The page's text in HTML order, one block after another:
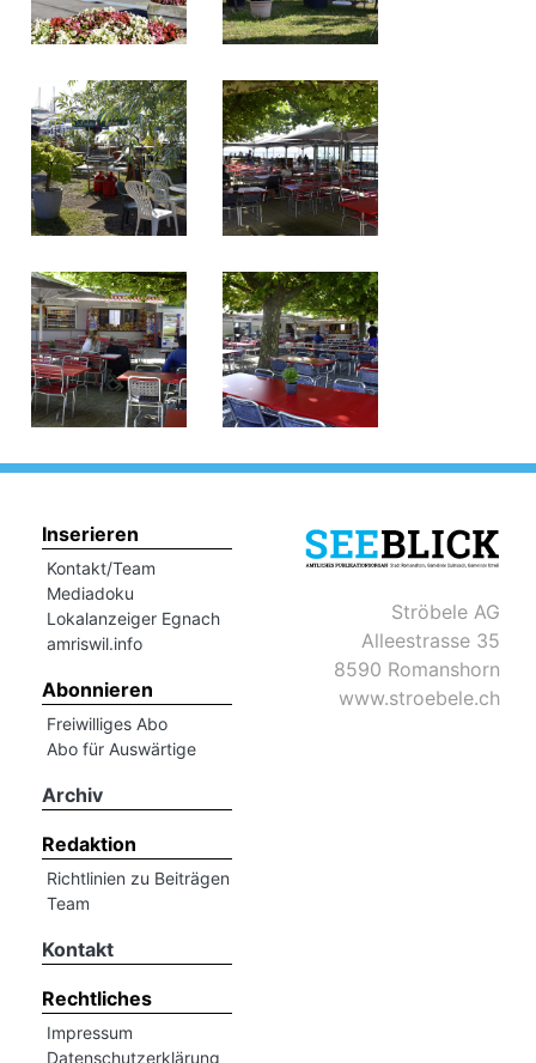
Inserieren
Kontakt/Team
Mediadoku
Lokalanzeiger Egnach
amriswil.info
Abonnieren
Freiwilliges Abo
Abo für Auswärtige
Archiv
Redaktion
Richtlinien zu Beiträgen
Team
Kontakt
Rechtliches
Impressum
Datenschutzerklärung
Ströbele AG
Alleestrasse 35
8590 Romanshorn
www.stroebele.ch